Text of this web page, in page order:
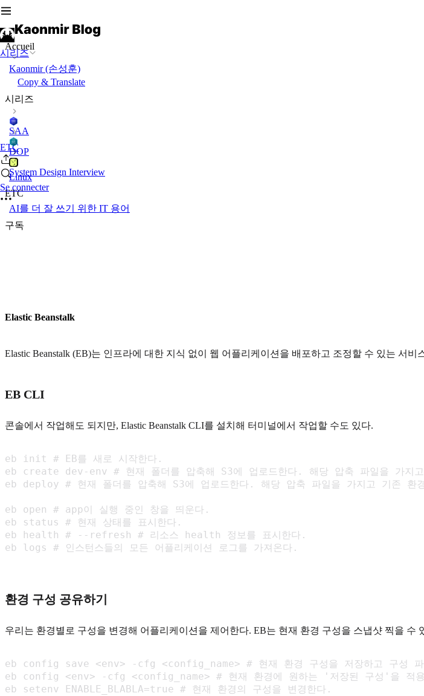
시리즈
ETC
Se connecter
Accueil
Kaonmir (손성훈)
Copy & Translate
시리즈
SAA
DOP
System Design Interview
Linux
ETC
AI를 더 잘 쓰기 위한 IT 용어
구독
Elastic Beanstalk
Elastic Beanstalk (EB)는 인프라에 대한 지식 없이 웹 어플리케이션을 배포하고 조정할 수 있는 서
EB CLI
콘솔에서 작업해도 되지만, Elastic Beanstalk CLI를 설치해 터미널에서 작업할 수도 있다.
eb init # EB를 새로 시작한다.
eb create dev-env # 현재 폴더를 압축해 S3에 업로드한다. 해당 압축 파일을 가지
eb deploy # 현재 폴더를 압축해 S3에 업로드한다. 해당 압축 파일을 가지고 기존 환
eb open # app이 실행 중인 창을 띄운다.
eb status # 현재 상태를 표시한다.
eb health # --refresh # 리소스 health 정보를 표시한다.
eb logs # 인스턴스들의 모든 어플리케이션 로그를 가져온다.
환경 구성 공유하기
우리는 환경별로 구성을 변경해 어플리케이션을 제어한다. EB는 현재 환경 구성을 스냅샷 찍을 수
eb config save <env> -cfg <config_name> # 현재 환경 구성을 저장하고 구성 파
eb config <env> -cfg <config_name> # 현재 환경에 원하는 '저장된 구성'을 적용
eb setenv ENABLE_BLABLA=true # 현재 환경의 구성을 변경한다.